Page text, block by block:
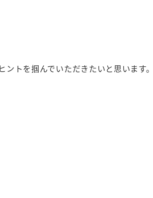
トを掴んでいただきたいと思います。